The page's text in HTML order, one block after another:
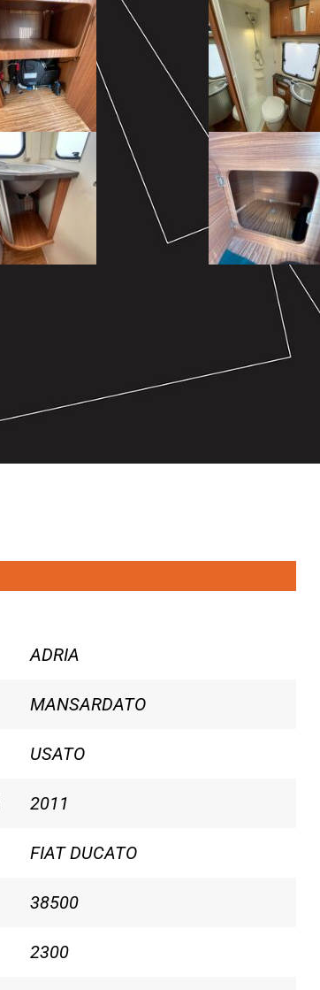
ADRIA
MANSARDATO
USATO
2011
FIAT DUCATO
38500
2300